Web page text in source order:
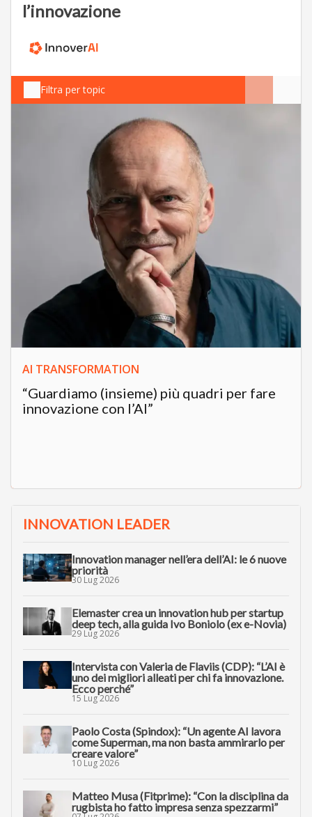
l’innovazione
Filtra per topic
AI TRANSFORMATION
“Guardiamo (insieme) più quadri per fare
innovazione con l’AI”
INNOVATION LEADER
Innovation manager nell’era dell’AI: le 6 nuove
priorità
30 Lug 2026
Elemaster crea un innovation hub per startup
deep tech, alla guida Ivo Boniolo (ex e-Novia)
29 Lug 2026
Intervista con Valeria de Flaviis (CDP): “L’AI è
uno dei migliori alleati per chi fa innovazione.
Ecco perché”
15 Lug 2026
Paolo Costa (Spindox): “Un agente AI lavora
come Superman, ma non basta ammirarlo per
creare valore”
10 Lug 2026
Matteo Musa (Fitprime): “Con la disciplina da
rugbista ho fatto impresa senza spezzarmi”